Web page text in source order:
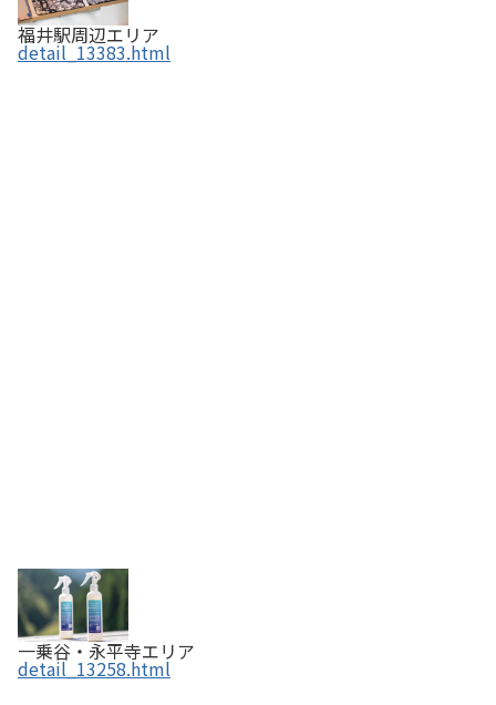
福井駅周辺エリア
detail_13383.html
一乗谷・永平寺エリア
detail_13258.html